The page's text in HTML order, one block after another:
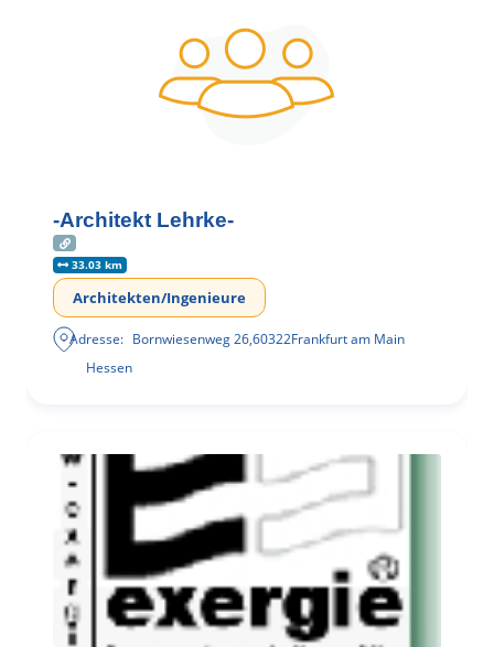
-Architekt Lehrke-
33.03 km
Architekten/Ingenieure
Adresse: Bornwiesenweg 26,60322Frankfurt am Main
Hessen